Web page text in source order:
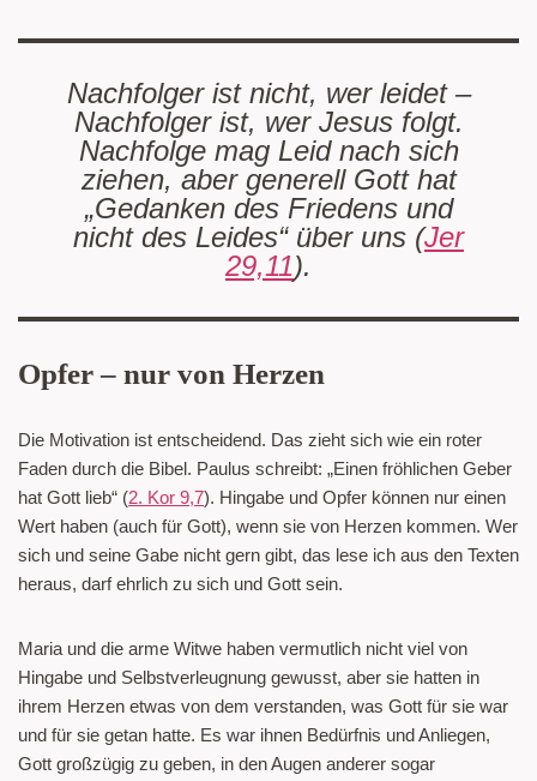
Nachfolger ist nicht, wer leidet –
Nachfolger ist, wer Jesus folgt.
Nachfolge mag Leid nach sich
ziehen, aber generell Gott hat
„Gedanken des Friedens und
nicht des Leides“ über uns (Jer
29,11).
Opfer – nur von Herzen
Die Motivation ist entscheidend. Das zieht sich wie ein roter
Faden durch die Bibel. Paulus schreibt: „Einen fröhlichen Geber
hat Gott lieb“ (2. Kor 9,7). Hingabe und Opfer können nur einen
Wert haben (auch für Gott), wenn sie von Herzen kommen. Wer
sich und seine Gabe nicht gern gibt, das lese ich aus den Texten
heraus, darf ehrlich zu sich und Gott sein.
Maria und die arme Witwe haben vermutlich nicht viel von
Hingabe und Selbstverleugnung gewusst, aber sie hatten in
ihrem Herzen etwas von dem verstanden, was Gott für sie war
und für sie getan hatte. Es war ihnen Bedürfnis und Anliegen,
Gott großzügig zu geben, in den Augen anderer sogar